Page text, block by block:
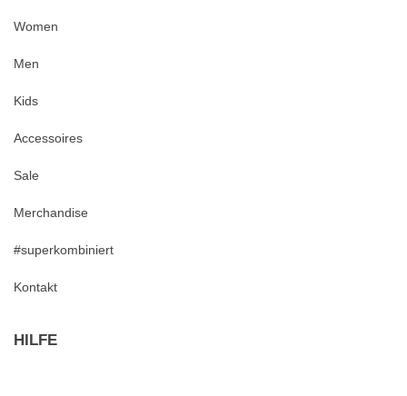
Women
Men
Kids
Accessoires
Sale
Merchandise
#superkombiniert
Kontakt
HILFE